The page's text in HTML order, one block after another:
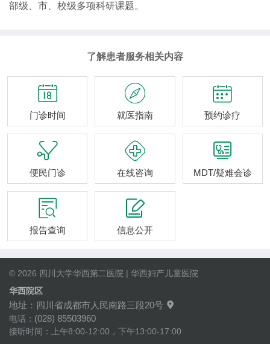
部级、市、校级多项科研课题。
了解患者服务相关内容

门诊时间

就医指南

预约诊疗

便民门诊

在线咨询

MDT/疑难会诊

报告查询

信息公开
© 2026 四川大学华西第二医院 | 华西妇产儿童医院
华西院区
地址：四川省成都市人民南路三段20号 
电话： (028) 85503960
接听时间：上午8:00-12:00，下午13:00-17:00